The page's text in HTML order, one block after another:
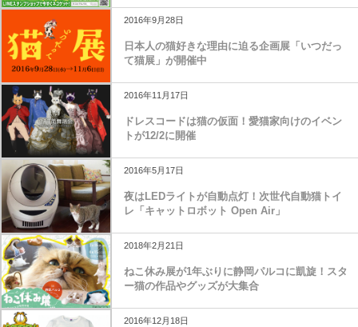
2016年9月28日
日本人の猫好きな理由に迫る企画展「いつだっ
て猫展」が開催中
2016年11月17日
ドレスコードは猫の仮面！愛猫家向けのイベン
トが12/2に開催
2016年5月17日
夜はLEDライトが自動点灯！次世代自動猫トイ
レ「キャットロボット Open Air」
2018年2月21日
ねこ休み展が1年ぶりに静岡パルコに凱旋！スタ
ー猫の作品やグッズが大集合
2016年12月18日